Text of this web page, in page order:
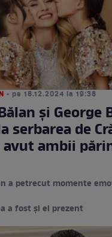
• pe 18.12.2024 la 19:38
și George
serbarea de
avut ambii
a petrecut momente
a fost și el prezent